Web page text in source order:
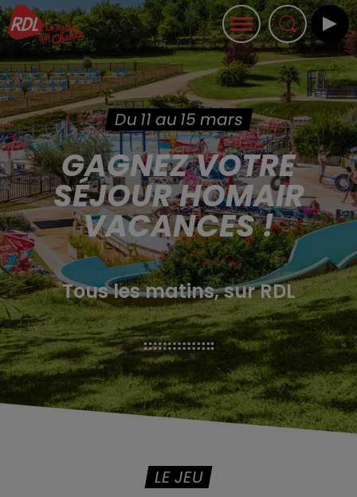
Du 11 au 15 mars
GAGNEZ VOTRE
SÉJOUR HOMAIR
VACANCES !
Tous les matins, sur RDL
LE JEU